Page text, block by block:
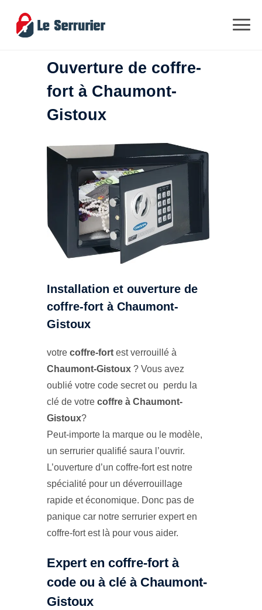
Ouverture de coffre-
fort à Chaumont-
Gistoux
Installation et ouverture de
coffre-fort à Chaumont-
Gistoux
votre coffre-fort est verrouillé à
Chaumont-Gistoux ? Vous avez
oublié votre code secret ou perdu la
clé de votre coffre à Chaumont-
Gistoux?
Peut-importe la marque ou le modèle,
un serrurier qualifié saura l’ouvrir.
L’ouverture d’un coffre-fort est notre
spécialité pour un déverrouillage
rapide et économique. Donc pas de
panique car notre serrurier expert en
coffre-fort est là pour vous aider.
Expert en coffre-fort à
code ou à clé à Chaumont-
Gistoux